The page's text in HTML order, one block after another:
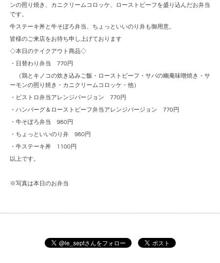
ンの照り焼き、カニクリームコロッケ、ローストビーフを盛り込んだお弁当
です。
牛ステーキ丼と牛そぼろ弁当、ちょっといいのり弁も御用意。
皆様のご来店をお待ち申し上げております
◇本日のテイクアウト商品◇
・日替わり弁当 770円
（鶏とキノコの炊き込みご飯・ローストビーフ・サバの幽庵味噌焼き・サ
ーモンの照り焼き・カニクリームコロッケ・他）
・ビストロ弁当アレンジバージョン 770円
・ハンバーグ＆ローストビーフ弁当アレンジバージョン 770円
・牛そぼろ弁当 980円
・ちょっといいのり弁 980円
・牛ステーキ丼 1100円
以上です。
※写真は本日のお弁当